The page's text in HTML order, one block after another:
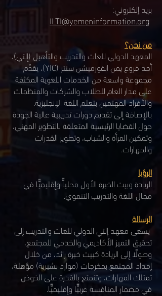
بريد إلكتروني:
ILTI@yemeninformation.org
من نحن؟
المعهد الدولي للغات والتدريب والتأهيل (إلتي)،
أحد فروع يمن انفورميشن سنتر (YIC)، يقدّم
مجموعة واسعة من الخدمات اللغوية المكثفة
على مدار العام للطلاب والشركات والمنظمات
والأفراد المهتمين بتعلم اللغة الإنجليزية.
بالإضافة إلى تقديم دورات تدريبية عالية الجودة
حول القضايا الرئيسية المتعلقة بالتطوير المهني،
وتمكين المرأة والشباب، وتطوير القدرات
والمهارات.
الرؤيا
الريادة وبيت الخبرة الأول محلياًّ وإقليميًّا في
مجال اللغة والتدريب التنموي.
الرسالة
يسعى معهد إلتي الدولي للغات والتدريب إلى
تحقيق التميز الأكاديمي والخدمي للمجتمع،
وصولًا إلى الريادة كبيت خبرة رائد، من خلال
إمداد المجتمع بمخرجات (موارد بشيرية) مؤهلة،
تمتلك المهارات، وتتمتع بالقدرة على الخوض
في مضمار المنافسة عربيًّا وإقليميًّا.